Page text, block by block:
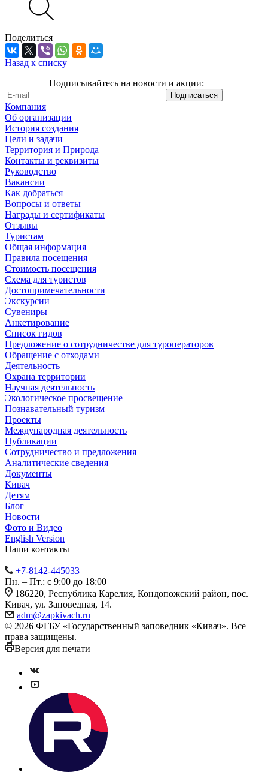
Поделиться
Назад к списку
Подписывайтесь на новости и акции:
Компания
Об организации
История создания
Цели и задачи
Территория и Природа
Контакты и реквизиты
Руководство
Вакансии
Как добраться
Вопросы и ответы
Награды и сертификаты
Отзывы
Туристам
Общая информация
Правила посещения
Стоимость посещения
Схема для туристов
Достопримечательности
Экскурсии
Сувениры
Анкетирование
Список гидов
Предложение о сотрудничестве для туроператоров
Обращение с отходами
Деятельность
Охрана территории
Научная деятельность
Экологическое просвещение
Познавательный туризм
Проекты
Международная деятельность
Публикации
Сотрудничество и предложения
Аналитические сведения
Документы
Кивач
Детям
Блог
Новости
Фото и Видео
English Version
Наши контакты
+7-8142-445033
Пн. – Пт.: с 9:00 до 18:00
186220, Республика Карелия, Кондопожский район, пос.
Кивач, ул. Заповедная, 14.
adm@zapkivach.ru
© 2026 ФГБУ «Государственный заповедник «Кивач». Все
права защищены.
Версия для печати